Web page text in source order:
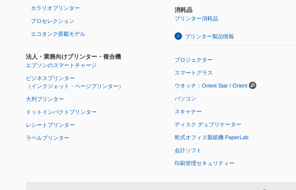
カラリオプリンター
プロセレクション
エコタンク搭載モデル
法人・業務向けプリンター・複合機
エプソンのスマートチャージ
ビジネスプリンター
（インクジェット・ページプリンター）
大判プリンター
ドットインパクトプリンター
レシートプリンター
ラベルプリンター
消耗品
プリンター消耗品
プリンター製品情報
プロジェクター
スマートグラス
ウオッチ：Orient Star / Orient
パソコン
スキャナー
ディスク デュプリケーター
乾式オフィス製紙機 PaperLab
会計ソフト
印刷管理セキュリティー